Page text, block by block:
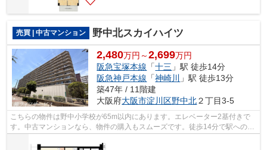
売買 | 中古マンション 野中北スカイハイツ
2,480万円～2,699万円
阪急宝塚本線 「十三 」駅 徒歩14分
阪急神戸本線 「神崎川
」駅 徒歩13分
築47年 / 11階建
大阪府大阪市淀川区野中北２丁目3-5
こちらの物件は野中小学校が65m以内にあります。エレベーター2基付きで
す。中古マンションなら、物件の購入もスムーズです。徒歩14分で駅へのア